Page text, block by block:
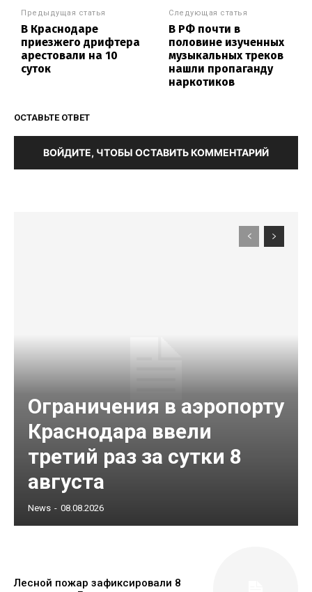
Предыдущая статья
В Краснодаре
приезжего дрифтера
арестовали на 10
суток
Следующая статья
В РФ почти в
половине изученных
музыкальных треков
нашли пропаганду
наркотиков
ОСТАВЬТЕ ОТВЕТ
ВОЙДИТЕ, ЧТОБЫ ОСТАВИТЬ КОММЕНТАРИЙ
Ограничения в аэропорту
Краснодара ввели
третий раз за сутки 8
августа
News - 08.08.2026
Лесной пожар зафиксировали 8